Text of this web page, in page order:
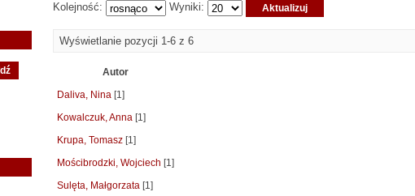
Kolejność: Wyniki:
Wyświetlanie pozycji 1-6 z 6
Autor
Daliva, Nina [1]
Kowalczuk, Anna [1]
Krupa, Tomasz [1]
Mościbrodzki, Wojciech [1]
Sulęta, Małgorzata [1]